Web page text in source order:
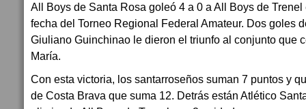
All Boys de Santa Rosa goleó 4 a 0 a All Boys de
fecha del Torneo Regional Federal Amateur. Dos goles
Giuliano Guinchinao le dieron el triunfo al conjunto que
María.
Con esta victoria, los santarroseños suman 7 puntos y
de Costa Brava que suma 12. Detrás están Atlético